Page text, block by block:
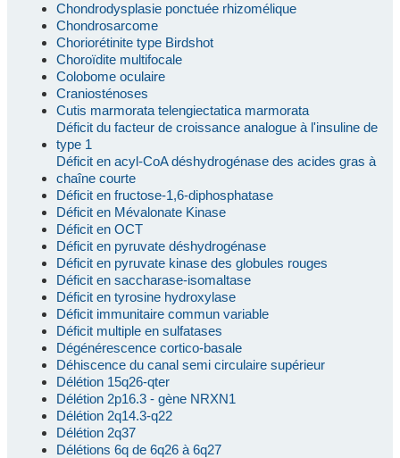
Chondrodysplasie ponctuée rhizomélique
Chondrosarcome
Choriorétinite type Birdshot
Choroïdite multifocale
Colobome oculaire
Craniosténoses
Cutis marmorata telengiectatica marmorata
Déficit du facteur de croissance analogue à l'insuline de
type 1
Déficit en acyl-CoA déshydrogénase des acides gras à
chaîne courte
Déficit en fructose-1,6-diphosphatase
Déficit en Mévalonate Kinase
Déficit en OCT
Déficit en pyruvate déshydrogénase
Déficit en pyruvate kinase des globules rouges
Déficit en saccharase-isomaltase
Déficit en tyrosine hydroxylase
Déficit immunitaire commun variable
Déficit multiple en sulfatases
Dégénérescence cortico-basale
Déhiscence du canal semi circulaire supérieur
Délétion 15q26-qter
Délétion 2p16.3 - gène NRXN1
Délétion 2q14.3-q22
Délétion 2q37
Délétions 6q de 6q26 à 6q27